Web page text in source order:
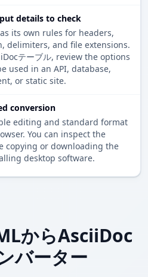
details to check
its own rules for headers,
delimiters, and file extensions.
テーブル, review the options
used in an API, database,
or static site.
conversion
editing and standard format
You can inspect the
copying or downloading the
desktop software.
からAsciiDoc
バーター